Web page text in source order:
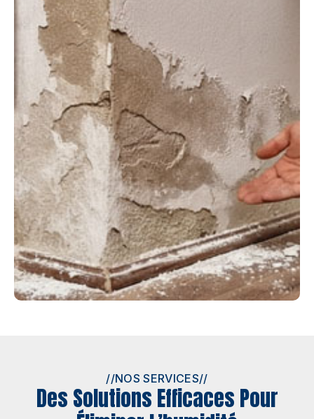
//NOS SERVICES//
Des Solutions Efficaces Pour